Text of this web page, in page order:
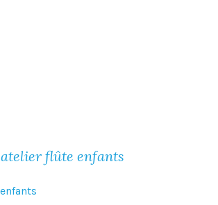
atelier flûte enfants